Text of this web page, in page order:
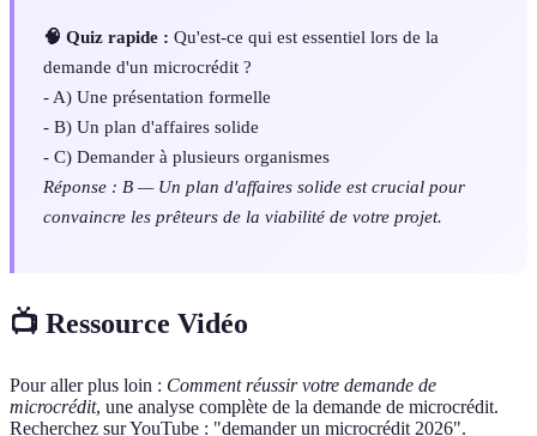
🧠 Quiz rapide : Qu'est-ce qui est essentiel lors de la
demande d'un microcrédit ?
- A) Une présentation formelle
- B) Un plan d'affaires solide
- C) Demander à plusieurs organismes
Réponse : B — Un plan d'affaires solide est crucial pour
convaincre les prêteurs de la viabilité de votre projet.
📺 Ressource Vidéo
Pour aller plus loin : Comment réussir votre demande de
microcrédit, une analyse complète de la demande de microcrédit.
Recherchez sur YouTube : "demander un microcrédit 2026".